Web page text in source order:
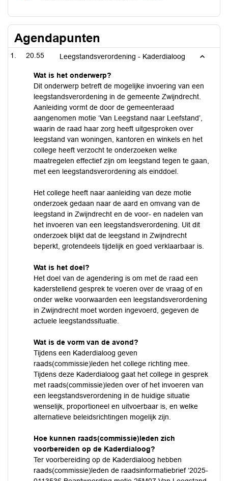
Agendapunten
20.55 Leegstandsverordening - Kaderdialoog
Wat is het onderwerp?
Dit onderwerp betreft de mogelijke invoering van een
leegstandsverordening in de gemeente Zwijndrecht.
Aanleiding vormt de door de gemeenteraad
aangenomen motie ‘Van Leegstand naar Leefstand’,
waarin de raad haar zorg heeft uitgesproken over
leegstand van woningen, kantoren en winkels en het
college heeft verzocht te onderzoeken welke
maatregelen effectief zijn om leegstand tegen te gaan,
met een leegstandsverordening als einddoel.
Het college heeft naar aanleiding van deze motie
onderzoek gedaan naar de aard en omvang van de
leegstand in Zwijndrecht en de voor- en nadelen van
het invoeren van een leegstandsverordening. Uit dit
onderzoek blijkt dat de leegstand in Zwijndrecht
beperkt, grotendeels tijdelijk en goed verklaarbaar is.
Wat is het doel?
Het doel van de agendering is om met de raad een
kaderstellend gesprek te voeren over de vraag of en
onder welke voorwaarden een leegstandsverordening
in Zwijndrecht moet worden ingevoerd, gegeven de
actuele leegstandssituatie.
Wat is de vorm van de avond?
Tijdens een Kaderdialoog geven
raads(commissie)leden het college richting mee.
Tijdens deze Kaderdialoog gaat het college in gesprek
met raads(commissie)leden over of het invoeren van
een leegstandsverordening in de huidige situatie
wenselijk, proportioneel en uitvoerbaar is, en welke
alternatieve beleidsrichtingen mogelijk zijn.
Hoe kunnen raads(commissie)leden zich
voorbereiden op de Kaderdialoog?
Ter voorbereiding op de Kaderdialoog hebben
raads(commissie)leden de raadsinformatiebrief ‘2025-